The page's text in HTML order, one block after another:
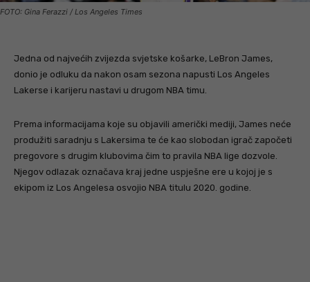
FOTO: Gina Ferazzi / Los Angeles Times
Jedna od najvećih zvijezda svjetske košarke, LeBron James,
donio je odluku da nakon osam sezona napusti Los Angeles
Lakerse i karijeru nastavi u drugom NBA timu.
Prema informacijama koje su objavili američki mediji, James neće
produžiti saradnju s Lakersima te će kao slobodan igrač započeti
pregovore s drugim klubovima čim to pravila NBA lige dozvole.
Njegov odlazak označava kraj jedne uspješne ere u kojoj je s
ekipom iz Los Angelesa osvojio NBA titulu 2020. godine.